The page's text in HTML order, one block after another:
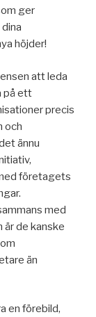
ger
höjder!
att leda
på ett
precis
och
ännu
företagets
med
är de kanske
än
en förebild,